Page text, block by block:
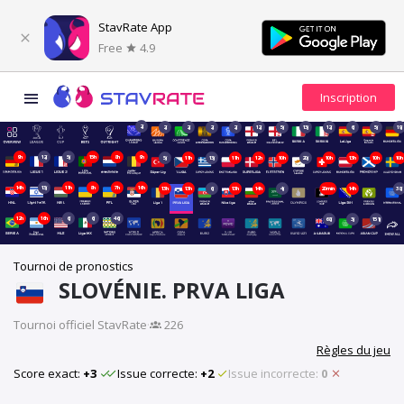
StavRate App
Free
4.9
2j 2j 2j 2j 2j 12j 5j 13j 12j 6j 5j 19j
9h 12j 5j 15h 8h 9h 5j 11h 13j 11h 12h 10h 20j 10h 13h 10h 10h
14h 13j 11h 8h 7h 16h 13h 13h 6j 13h 14h 4j 20min 14h 38j
12h 16h 6j 6j 46j 68j 3j 151j
Tournoi de pronostics
SLOVÉNIE. PRVA LIGA
Tournoi officiel StavRate·
226
Règles du jeu
Score exact: +3 Issue correcte: +2 Issue incorrecte: 0